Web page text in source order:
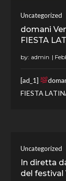
Uncategorized
domani
FIESTA
by: admin
[ad_1]
FIESTA
Uncategorized
In diretta
del festival